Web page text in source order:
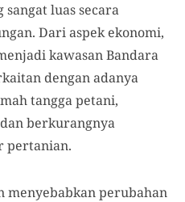
luas secara
Dari aspek ekonomi,
kawasan Bandara
dengan adanya
tangga petani,
berkurangnya
pertanian.
menyebabkan perubahan